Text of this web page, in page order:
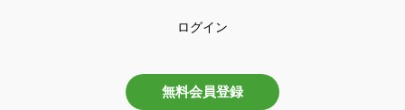
ログイン
無料会員登録